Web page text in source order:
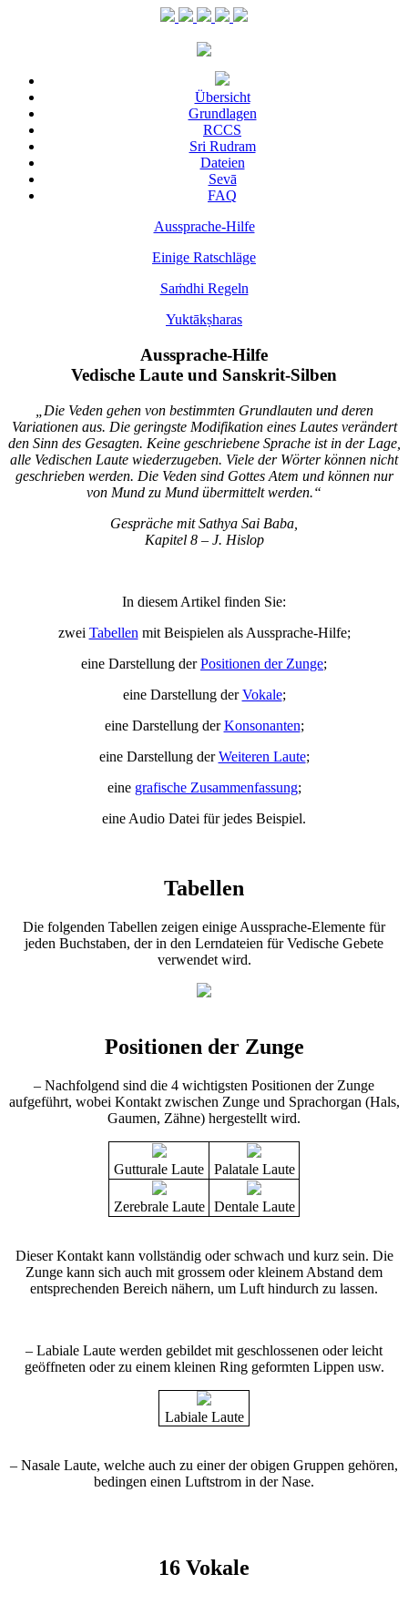
Übersicht
Grundlagen
RCCS
Sri Rudram
Dateien
Sevā
FAQ
Aussprache-Hilfe
Einige Ratschläge
Saṁdhi Regeln
Yuktākṣharas
Aussprache-Hilfe
Vedische Laute und Sanskrit-Silben
„Die Veden gehen von bestimmten Grundlauten und deren
Variationen aus. Die geringste Modifikation eines Lautes verändert
den Sinn des Gesagten. Keine geschriebene Sprache ist in der Lage,
alle Vedischen Laute wiederzugeben. Viele der Wörter können nicht
geschrieben werden. Die Veden sind Gottes Atem und können nur
von Mund zu Mund übermittelt werden.“
Gespräche mit Sathya Sai Baba,
Kapitel 8 – J. Hislop
In diesem Artikel finden Sie:
zwei Tabellen mit Beispielen als Aussprache-Hilfe;
eine Darstellung derPositionen der Zunge;
eine Darstellung derVokale;
eine Darstellung derKonsonanten;
eine Darstellung derWeiteren Laute;
eine grafische Zusammenfassung;
eine Audio Datei für jedes Beispiel.
Tabellen
Die folgenden Tabellen zeigen einige Aussprache-Elemente für
jeden Buchstaben, der in den Lerndateien für Vedische Gebete
verwendet wird.
Positionen der Zunge
– Nachfolgend sind die 4 wichtigsten Positionen der Zunge
aufgeführt, wobei Kontakt zwischen Zunge und Sprachorgan (Hals,
Gaumen, Zähne) hergestellt wird.
Gutturale Laute Palatale Laute
Zerebrale Laute Dentale Laute
Dieser Kontakt kann vollständig oder schwach und kurz sein. Die
Zunge kann sich auch mit grossem oder kleinem Abstand dem
entsprechenden Bereich nähern, um Luft hindurch zu lassen.
– Labiale Laute werden gebildet mit geschlossenen oder leicht
geöffneten oder zu einem kleinen Ring geformten Lippen usw.
Labiale Laute
– Nasale Laute, welche auch zu einer der obigen Gruppen gehören,
bedingen einen Luftstrom in der Nase.
16 Vokale